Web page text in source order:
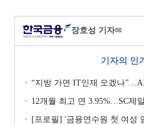
장호성 기자✉
기자의 인
“지방 가면 IT인재 오겠나”…AX 바쁜 농협은행, 본사 이
12개월 최고 연 3.95%…SC제일은행 'e-그린세
[프로필] '금융연수원 첫 여성 임원' 김헌진 신임